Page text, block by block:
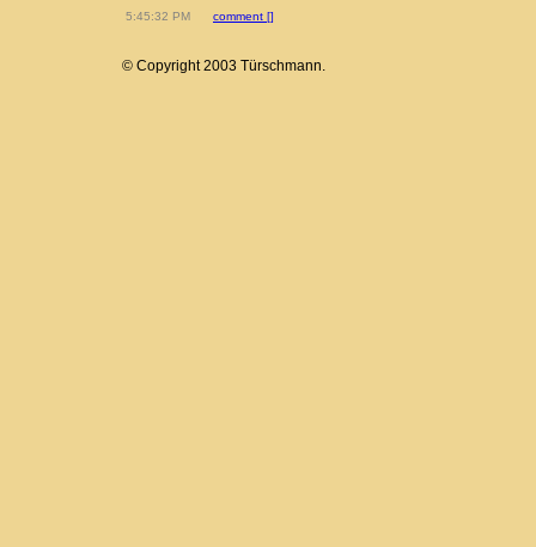
5:45:32 PM comment []
© Copyright 2003 Türschmann.